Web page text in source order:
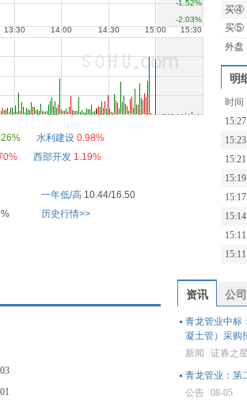
水利建设 0.98%
西部开发 1.19%
一年低/高 10.44/16.50
历史行情>>
买④
买⑤
外盘
明
时间
资讯 公
青龙管业中标
凝土管）采购
新闻
证券之
青龙管业：第
公告
08-05